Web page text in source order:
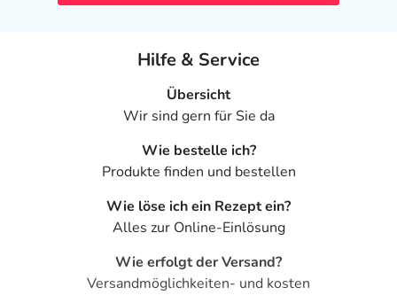
Hilfe & Service
Übersicht
Wir sind gern für Sie da
Wie bestelle ich?
Produkte finden und bestellen
Wie löse ich ein Rezept ein?
Alles zur Online-Einlösung
Wie erfolgt der Versand?
Versandmöglichkeiten- und kosten